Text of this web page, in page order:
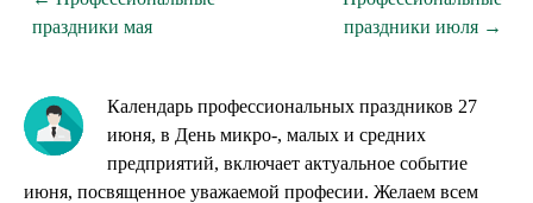
праздники мая
праздники июля →
Календарь профессиональных праздников 27
июня, в День микро-, малых и средних
предприятий, включает актуальное событие
июня, посвященное уважаемой професии. Желаем всем